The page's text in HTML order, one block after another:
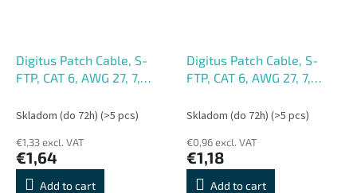
Digitus Patch Cable, S-
FTP, CAT 6, AWG 27, 7,
Skladom (do 72h) (>5 pcs)
€1,33 excl. VAT
€1,64
Add to cart
Digitus Patch Cable, S-
FTP, CAT 6, AWG 27, 7,
Skladom (do 72h) (>5 pcs)
€0,96 excl. VAT
€1,18
Add to cart